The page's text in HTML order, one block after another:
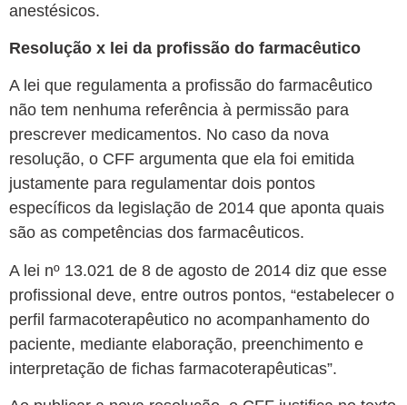
anestésicos.
Resolução x lei da profissão do farmacêutico
A lei que regulamenta a profissão do farmacêutico
não tem nenhuma referência à permissão para
prescrever medicamentos. No caso da nova
resolução, o CFF argumenta que ela foi emitida
justamente para regulamentar dois pontos
específicos da legislação de 2014 que aponta quais
são as competências dos farmacêuticos.
A lei nº 13.021 de 8 de agosto de 2014 diz que esse
profissional deve, entre outros pontos, “estabelecer o
perfil farmacoterapêutico no acompanhamento do
paciente, mediante elaboração, preenchimento e
interpretação de fichas farmacoterapêuticas”.